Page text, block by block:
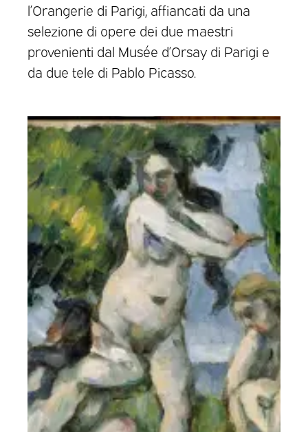
l’Orangerie di Parigi, affiancati da una
selezione di opere dei due maestri
provenienti dal Musée d’Orsay di Parigi e
da due tele di Pablo Picasso.